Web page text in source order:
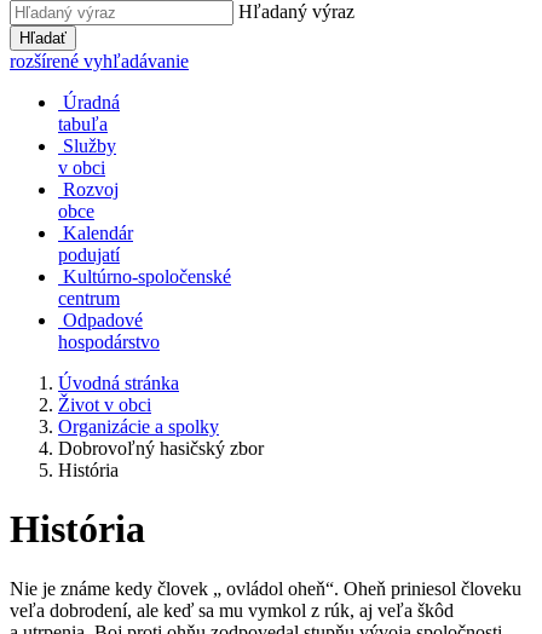
Hľadaný výraz
Hľadať
rozšírené vyhľadávanie
Úradná
tabuľa
Služby
v obci
Rozvoj
obce
Kalendár
podujatí
Kultúrno-spoločenské
centrum
Odpadové
hospodárstvo
Úvodná stránka
Život v obci
Organizácie a spolky
Dobrovoľný hasičský zbor
História
História
Nie je známe kedy človek „ ovládol oheň“. Oheň priniesol človeku
veľa dobrodení, ale keď sa mu vymkol z rúk, aj veľa škôd